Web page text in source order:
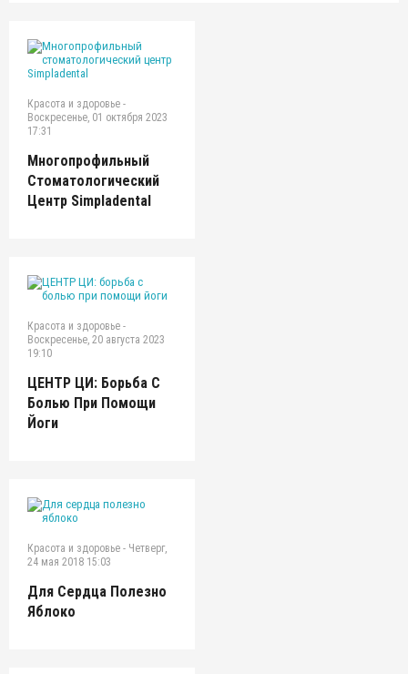
Красота и здоровье -
Воскресенье, 01 октября 2023
17:31
Многопрофильный
Стоматологический
Центр Simpladental
Красота и здоровье -
Воскресенье, 20 августа 2023
19:10
ЦЕНТР ЦИ: Борьба С
Болью При Помощи
Йоги
Красота и здоровье - Четверг,
24 мая 2018 15:03
Для Сердца Полезно
Яблоко